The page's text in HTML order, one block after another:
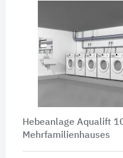
Hebeanlage Aqualift
Mehrfamilienhauses